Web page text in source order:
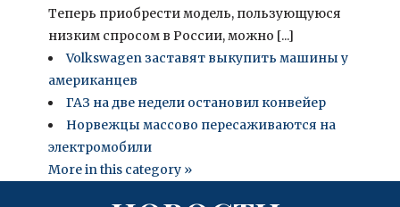
Теперь приобрести модель, пользующуюся
низким спросом в России, можно [...]
Volkswagen заставят выкупить машины у
американцев
ГАЗ на две недели остановил конвейер
Норвежцы массово пересаживаются на
электромобили
More in this category »